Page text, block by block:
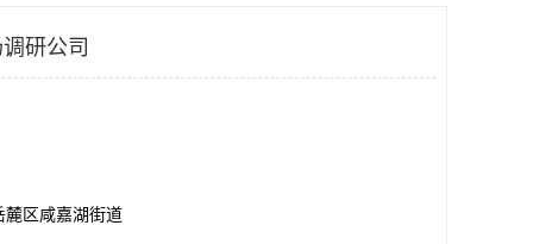
研公司
麓区咸嘉湖街道